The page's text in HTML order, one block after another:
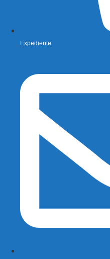
Expediente